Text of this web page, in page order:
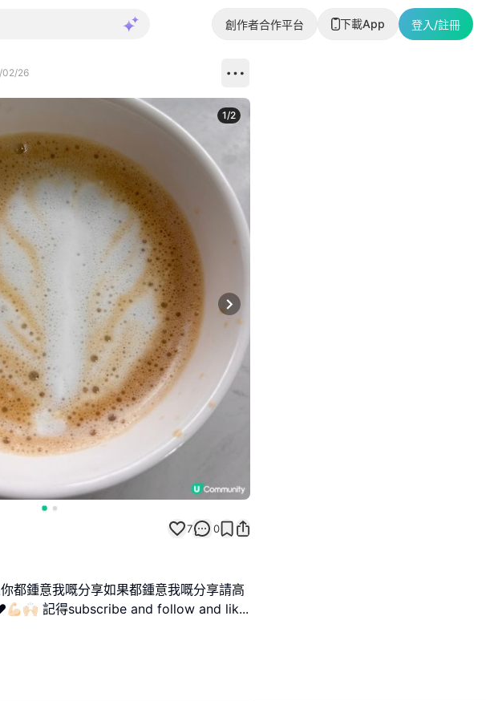
創作者合作平台 下載App 登入/註冊
02/26
Next slide
1/2
7 0
都鍾意我嘅分享如果都鍾意我嘅分享請高
記得subscribe and follow and lik...